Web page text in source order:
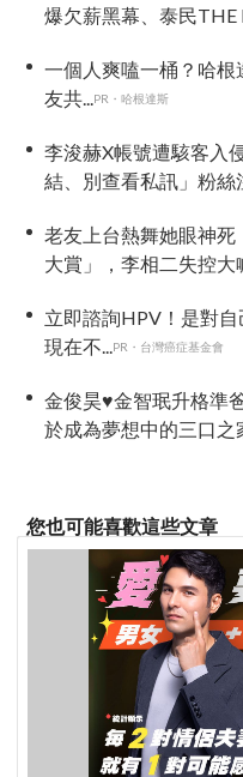
爆欠薪黑幕、泰民
一個人爽嗑一桶？哈根
友共...PR・哈根達斯
李浚赫X帳號遭駭客入
結、別查看私訊」粉絲
老友上台熱舞她眼神
大賞」，李相二失控
立即諮詢HPV！是對
現在不...PR・台灣癌症基金會
金俊昊♥金智珉升格準
於成為夢想中的三口之
您也可能喜歡這些文章